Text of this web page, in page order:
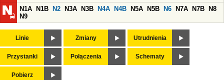
N1A
N1B N2 N3A N3B N4A N4B N5A N5B N6 N7A N7B
N8
N9
Linie Zmiany Utrudnienia
Przystanki Połączenia Schematy
Pobierz